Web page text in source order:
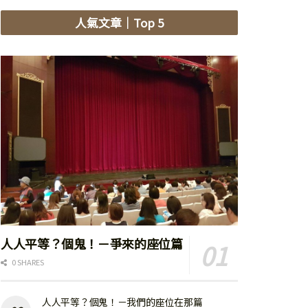
人氣文章 ｜Top 5
人人平等？個鬼！－爭來的座位篇
0 SHARES
人人平等？個鬼！－我們的座位在那篇